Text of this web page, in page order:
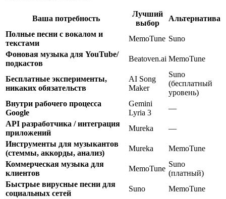
Ваша потребность
Лучший
выбор
Альтернатива
Полные песни с вокалом и
текстами
MemoTune Suno
Фоновая музыка для YouTube/
подкастов
Beatoven.ai MemoTune
Бесплатные эксперименты,
никаких обязательств
AI Song
Maker
Suno
(бесплатный
уровень)
Внутри рабочего процесса
Google
Gemini
Lyria 3
—
API разработчика / интеграция
приложений
Mureka
—
Инструменты для музыкантов
(стеммы, аккорды, анализ)
Mureka
MemoTune
Коммерческая музыка для
клиентов
MemoTune
Suno
(платный)
Быстрые вирусные песни для
социальных сетей
Suno MemoTune